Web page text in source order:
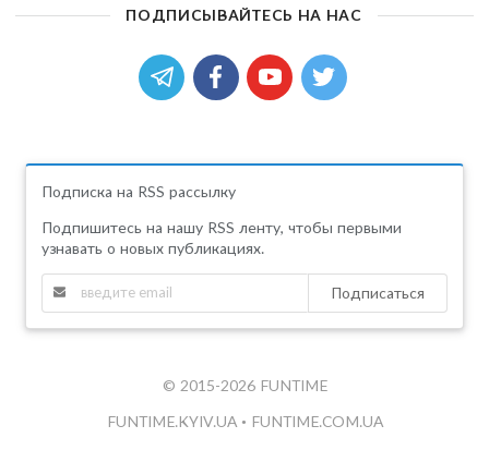
ПОДПИСЫВАЙТЕСЬ НА НАС
Подписка на RSS рассылку
Подпишитесь на нашу RSS ленту, чтобы первыми
узнавать о новых публикациях.
Подписаться
© 2015-2026 FUNTIME
FUNTIME.KYIV.UA • FUNTIME.COM.UA